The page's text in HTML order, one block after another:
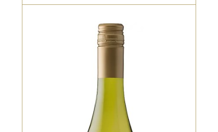
Bio, Blanc, Vieilli en fût de chêne
Un Viognier solaire et généreux,
marqué par des arômes de pêche